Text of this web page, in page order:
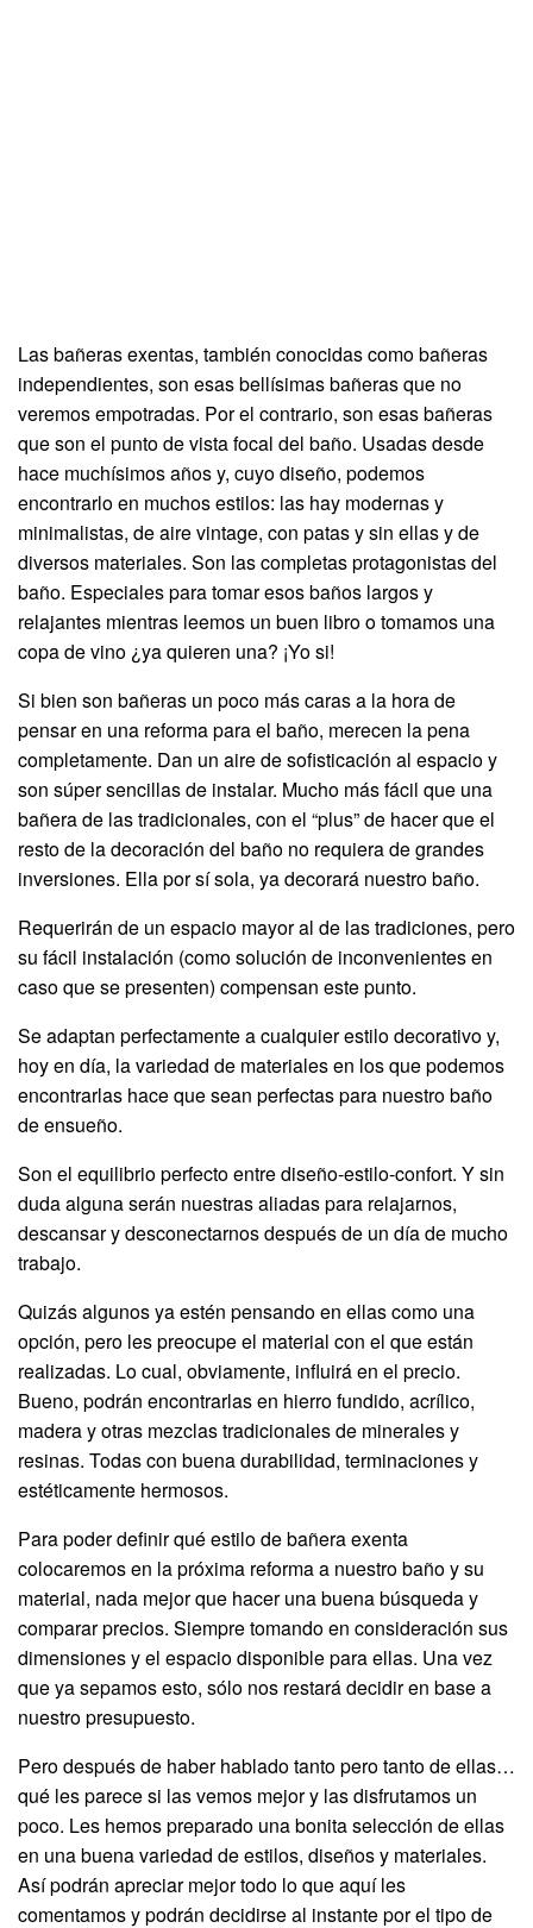
Las bañeras exentas, también conocidas como bañeras
independientes, son esas bellísimas bañeras que no
veremos empotradas. Por el contrario, son esas bañeras
que son el punto de vista focal del baño. Usadas desde
hace muchísimos años y, cuyo diseño, podemos
encontrarlo en muchos estilos: las hay modernas y
minimalistas, de aire vintage, con patas y sin ellas y de
diversos materiales. Son las completas protagonistas del
baño. Especiales para tomar esos baños largos y
relajantes mientras leemos un buen libro o tomamos una
copa de vino ¿ya quieren una? ¡Yo si!
Si bien son bañeras un poco más caras a la hora de
pensar en una reforma para el baño, merecen la pena
completamente. Dan un aire de sofisticación al espacio y
son súper sencillas de instalar. Mucho más fácil que una
bañera de las tradicionales, con el “plus” de hacer que el
resto de la decoración del baño no requiera de grandes
inversiones. Ella por sí sola, ya decorará nuestro baño.
Requerirán de un espacio mayor al de las tradiciones, pero
su fácil instalación (como solución de inconvenientes en
caso que se presenten) compensan este punto.
Se adaptan perfectamente a cualquier estilo decorativo y,
hoy en día, la variedad de materiales en los que podemos
encontrarlas hace que sean perfectas para nuestro baño
de ensueño.
Son el equilibrio perfecto entre diseño-estilo-confort. Y sin
duda alguna serán nuestras aliadas para relajarnos,
descansar y desconectarnos después de un día de mucho
trabajo.
Quizás algunos ya estén pensando en ellas como una
opción, pero les preocupe el material con el que están
realizadas. Lo cual, obviamente, influirá en el precio.
Bueno, podrán encontrarlas en hierro fundido, acrílico,
madera y otras mezclas tradicionales de minerales y
resinas. Todas con buena durabilidad, terminaciones y
estéticamente hermosos.
Para poder definir qué estilo de bañera exenta
colocaremos en la próxima reforma a nuestro baño y su
material, nada mejor que hacer una buena búsqueda y
comparar precios. Siempre tomando en consideración sus
dimensiones y el espacio disponible para ellas. Una vez
que ya sepamos esto, sólo nos restará decidir en base a
nuestro presupuesto.
Pero después de haber hablado tanto pero tanto de ellas…
qué les parece si las vemos mejor y las disfrutamos un
poco. Les hemos preparado una bonita selección de ellas
en una buena variedad de estilos, diseños y materiales.
Así podrán apreciar mejor todo lo que aquí les
comentamos y podrán decidirse al instante por el tipo de